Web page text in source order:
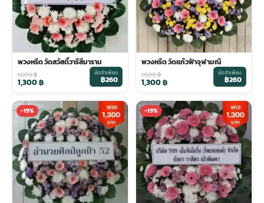
พวงหรีด วัดสวัสดิ์วารีสีมาราม
1,600฿
1,300฿
มัดจำเพียง
฿260
พวงหรีด วัดแก้วฟ้าจุฬามณี
1,600฿
1,300฿
มัดจำเพียง
฿260
-19% -19%